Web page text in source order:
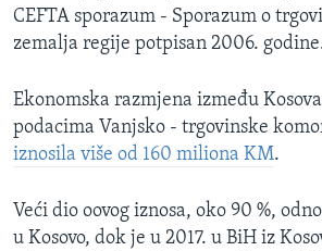
CEFTA sporazum - Sporazum o
zemalja regije potpisan 2006.
Ekonomska razmjena između
podacima Vanjsko - trgovinske
iznosila više od 160 miliona KM.
Veći dio oovog iznosa, oko 90 %,
u Kosovo, dok je u 2017. u BiH iz